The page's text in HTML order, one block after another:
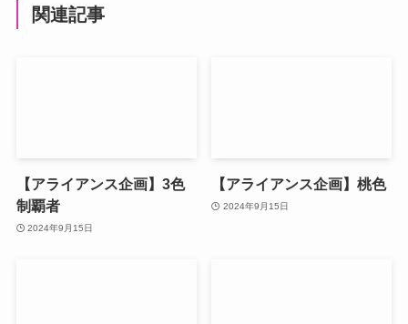
関連記事
【アライアンス企画】3色
制覇者
2024年9月15日
【アライアンス企画】桃色
2024年9月15日